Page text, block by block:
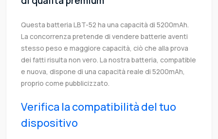
Questa batteria LBT-52 ha una capacità di 5200mAh.
La concorrenza pretende di vendere batterie aventi
stesso peso e maggiore capacità, ciò che alla prova
dei fatti risulta non vero. La nostra batteria, compatible
e nuova, dispone di una capacità reale di 5200mAh,
proprio come pubblicizzato.
Verifica la compatibilità del tuo
dispositivo